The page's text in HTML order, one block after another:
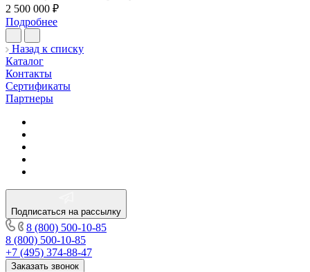
2 500 000 ₽
Подробнее
Назад к списку
Каталог
Контакты
Сертификаты
Партнеры
Подписаться на рассылку
8 (800) 500-10-85
8 (800) 500-10-85
+7 (495) 374-88-47
Заказать звонок